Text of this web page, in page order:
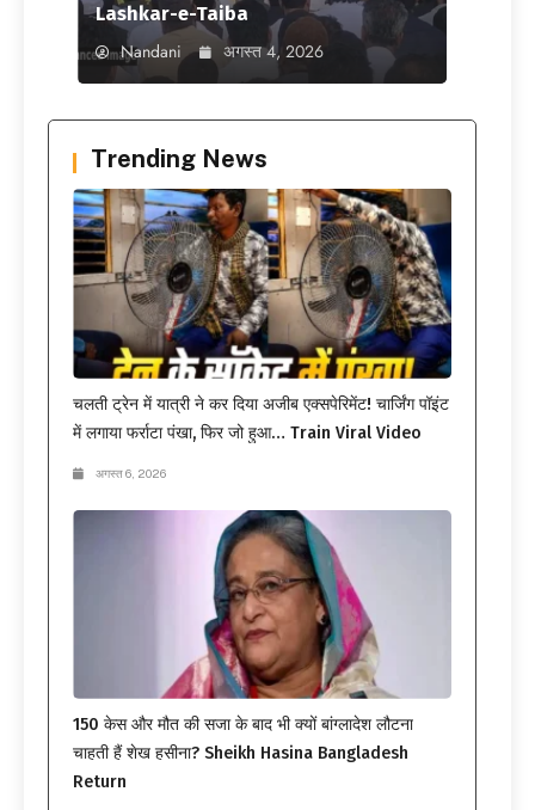
Lashkar-e-Taiba
Nandani अगस्त 4, 2026
Trending News
चलती ट्रेन में यात्री ने कर दिया अजीब एक्सपेरिमेंट! चार्जिंग पॉइंट
में लगाया फर्राटा पंखा, फिर जो हुआ… Train Viral Video
अगस्त 6, 2026
150 केस और मौत की सजा के बाद भी क्यों बांग्लादेश लौटना
चाहती हैं शेख हसीना? Sheikh Hasina Bangladesh
Return